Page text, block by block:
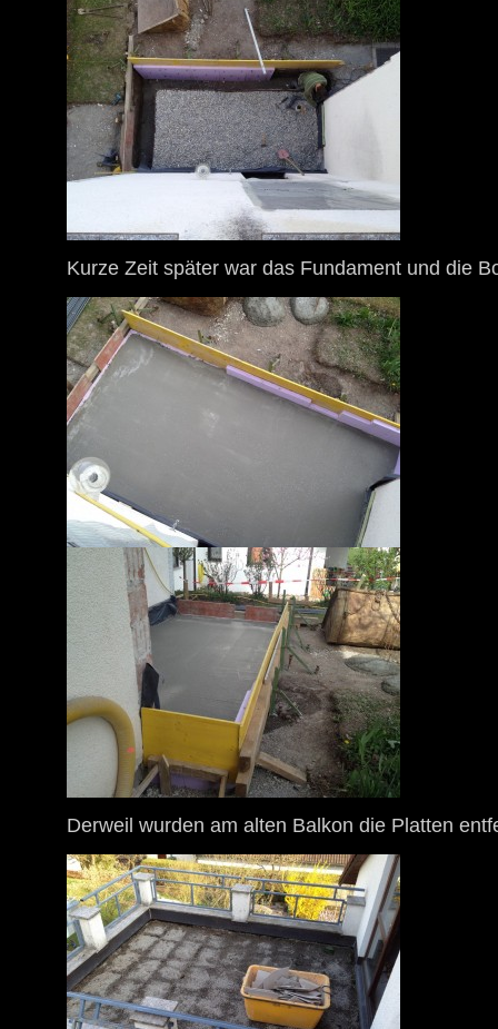
Kurze Zeit später war das Fundament und die
Derweil wurden am alten Balkon die Platten